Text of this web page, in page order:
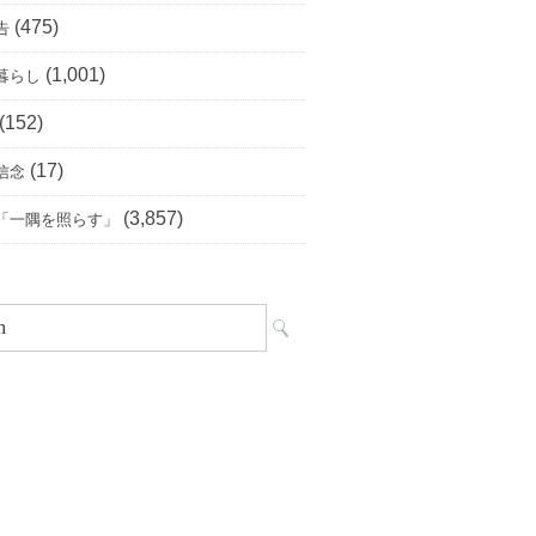
(475)
らし (1,001)
念 (17)
一隅を照らす」 (3,857)